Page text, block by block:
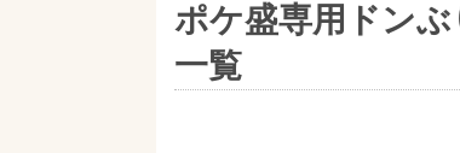
ポケ盛専用ドン
一覧